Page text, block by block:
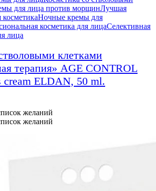
для лица против морщинЛучшая
Ночные кремы для
косметика для лицаСелективная
лица
клетками
терапия» AGE CONTROL
cream ELDAN, 50 ml.
желаний
желаний